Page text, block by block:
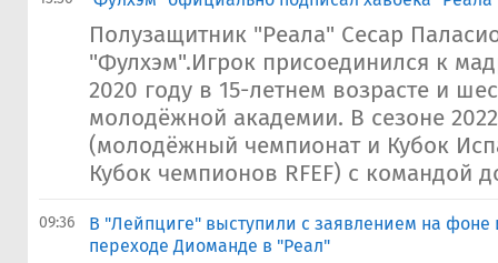
Полузащитник "Реала" Сесар
"Фулхэм".Игрок присоединился к
2020 году в 15-летнем возрасте и
молодёжной академии. В сезоне
(молодёжный чемпионат и Кубок
Кубок чемпионов RFEF) с командой
09:36
В "Лейпциге" выступили с заявлением на фоне
переходе Диоманде в "Реал"